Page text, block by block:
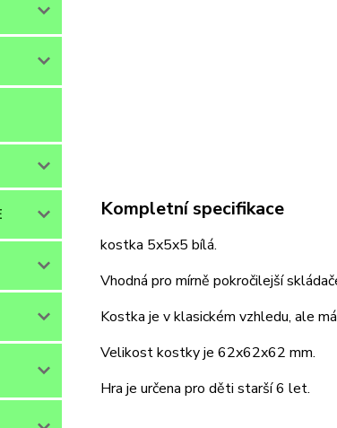
Kompletní specifikace
kostka 5x5x5 bílá.
Vhodná pro mírně pokročilejší
Kostka je v klasickém vzhledu, ale
Velikost kostky je 62x62x62 mm.
Hra je určena pro děti starší 6 let.